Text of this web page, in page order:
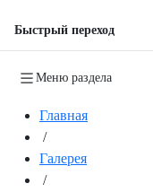
Быстрый переход
Меню раздела
Главная
/
Галерея
/